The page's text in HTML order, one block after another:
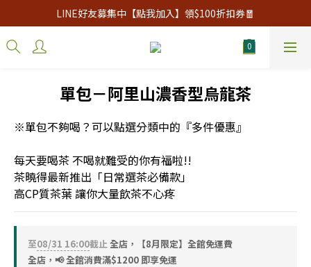
LINE好友募集中【點我加入】領$100折扣券🧧
單包－阿里山濃香型烏龍茶
※單包不夠喝？可以點選分類中的『多件優惠』
每天要喝茶 不喝就難受的你有福啦!!
茶曉得最新推出「日常選茶必備款」
高CP質茶葉 讓你大量飲茶不心疼
至08/31 16:00截止全店，【8月限定】全館免運費
全店，📢 全館消費滿$1200 即享免運